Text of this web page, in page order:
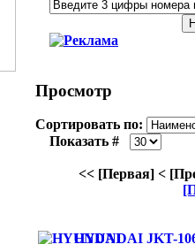
Просмотр
Сортировать по:
Показать #
<< [Первая] <
HYUNDAI JKT-